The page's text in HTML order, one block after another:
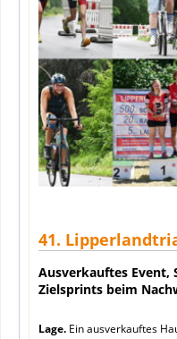
41.
Ausverkauftes Event,
Zielsprints beim
Lage. Ein ausverkauftes